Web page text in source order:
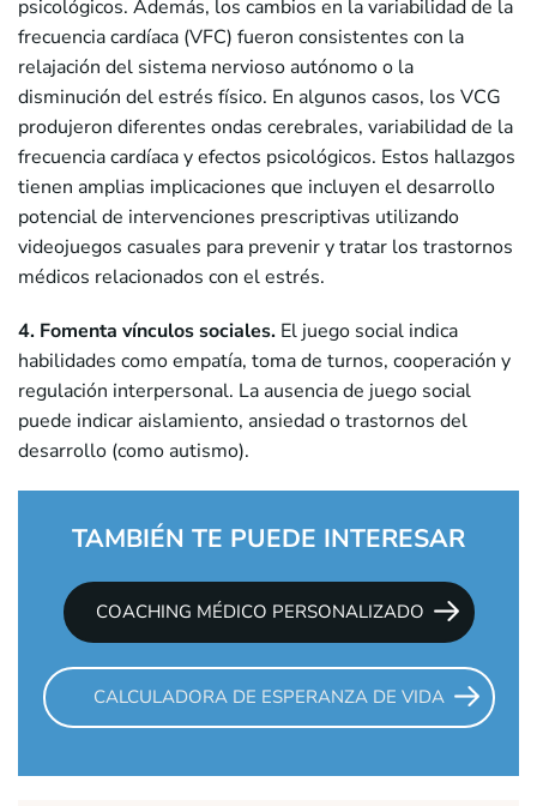
psicológicos. Además, los cambios en la variabilidad de la
frecuencia cardíaca (VFC) fueron consistentes con la
relajación del sistema nervioso autónomo o la
disminución del estrés físico. En algunos casos, los VCG
produjeron diferentes ondas cerebrales, variabilidad de la
frecuencia cardíaca y efectos psicológicos. Estos hallazgos
tienen amplias implicaciones que incluyen el desarrollo
potencial de intervenciones prescriptivas utilizando
videojuegos casuales para prevenir y tratar los trastornos
médicos relacionados con el estrés.
4. Fomenta vínculos sociales. El juego social indica
habilidades como empatía, toma de turnos, cooperación y
regulación interpersonal. La ausencia de juego social
puede indicar aislamiento, ansiedad o trastornos del
desarrollo (como autismo).
TAMBIÉN TE PUEDE INTERESAR
COACHING MÉDICO PERSONALIZADO
CALCULADORA DE ESPERANZA DE VIDA